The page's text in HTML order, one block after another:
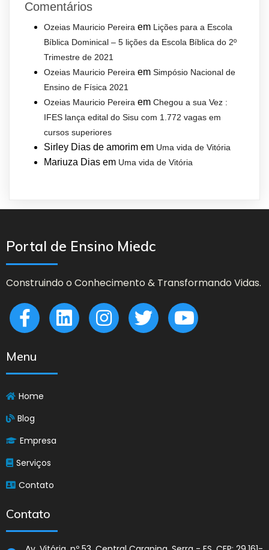
Comentários
Ozeias Mauricio Pereira em Lições para a Escola
Bíblica Dominical – 5 lições da Escola Bíblica do 2º
Trimestre de 2021
Ozeias Mauricio Pereira em Simpósio Nacional de
Ensino de Física 2021
Ozeias Mauricio Pereira em Chegou a sua Vez :
IFES lança edital do Sisu com 1.772 vagas em
cursos superiores
Sirley Dias de amorim em Uma vida de Vitória
Mariuza Dias em Uma vida de Vitória
Portal de Ensino Miedc
Construindo o Conhecimento & Transformando Vidas.
Menu
Home
Blog
Empresa
Serviços
Contato
Contato